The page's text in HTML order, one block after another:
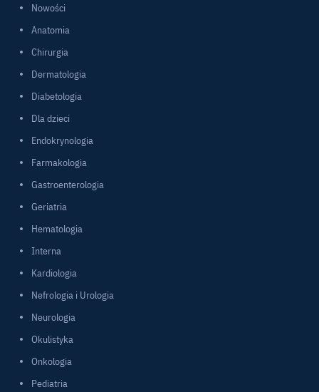
Nowości
Anatomia
Chirurgia
Dermatologia
Diabetologia
Dla dzieci
Endokrynologia
Farmakologia
Gastroenterologia
Geriatria
Hematologia
Interna
Kardiologia
Nefrologia i Urologia
Neurologia
Okulistyka
Onkologia
Pediatria